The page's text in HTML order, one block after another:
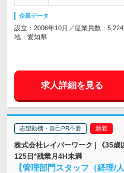
企業データ
設立：2006年10月／従業員数：
地：愛知県
求人詳細を見る
志望動機・自己PR不要
株式会社レイバーワーク | 《35
125日*残業月4H未満
【管理部門スタッフ（経理